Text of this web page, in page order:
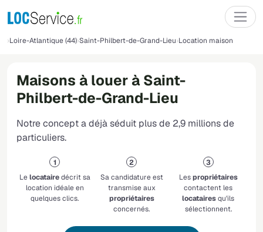
Loire-Atlantique (44) Saint-Philbert-de-Grand-Lieu Location maison
Maisons à louer à Saint-
Philbert-de-Grand-Lieu
Notre concept a déjà séduit plus de 2,9 millions de
particuliers.
Lelocatairedécrit sa
location idéale en
quelques clics.
Sa candidature est
transmise aux
propriétaires
concernés.
Lespropriétaires
contactent les
locatairesqu'ils
sélectionnent.